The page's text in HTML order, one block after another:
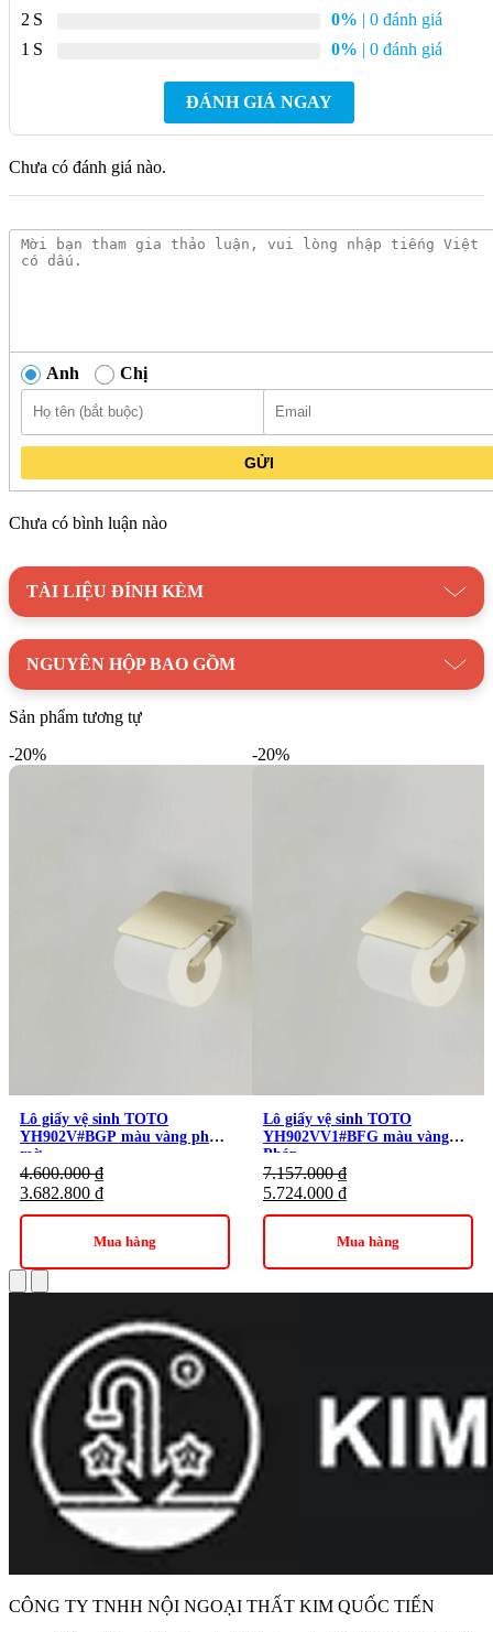
xước, mang lại sự ổn định trong suốt quá trình sử dụng.
Lô giấy TOTO YH902V#BRG được thiết kế để đồng bộ
với dòng sản phẩm BASIC+, mang lại sự hài hòa trong
không gian phòng tắm.
Cấu tạo chắc chắn, giúp giữ cuộn giấy cố định và dễ dàng
thay thế khi cần, mang lại sự tiện lợi cho người dùng.
TOTO YH902V#BRG vàng hồng mờ
Mua ngay Lô giấy vệ sinh G (tròn) TOTO
mờ hiện đang được phân phối chính hãng tại
Kim Quốc Tiến,
đảm bảo tiêu chuẩn chất lượng TOTO, chính sách bảo hành
đầy đủ cùng dịch vụ hỗ trợ tận tình. Đây là lựa chọn phù hợp
để nâng cao sự tiện ích và tính đồng bộ trong không gian
Thương hiệu: Thiết Bị Vệ Sinh TOTO
2
0% | 0 đánh giá
1
0% | 0 đánh giá
ĐÁNH GIÁ NGAY
Chưa có đánh giá nào.
Anh Chị
GỬI
Chưa có bình luận nào
TÀI LIỆU ĐÍNH KÈM
NGUYÊN HỘP BAO GỒM
Sản phẩm tương tự
-20%
Lô giấy vệ sinh TOTO
YH902V#BGP màu vàng pháp
mờ
4.600.000₫
3.682.800 ₫
Mua hàng
-20%
Lô giấy vệ sinh TOTO
YH902VV1#BFG màu vàng
Pháp
7.157.000₫
5.724.000 ₫
Mua hàng
CÔNG TY TNHH NỘI NGOẠI THẤT KIM QUỐC TIẾN